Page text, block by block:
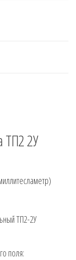
ТП2 2У
ТП2-2У
поля: